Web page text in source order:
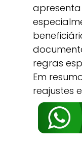
regras
Em
reajustes